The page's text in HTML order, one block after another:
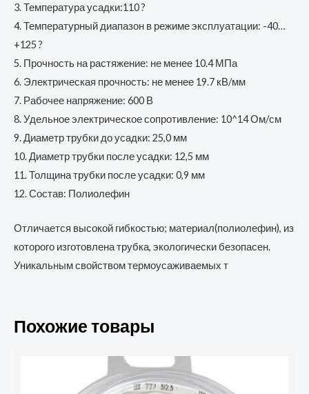
3. Температура усадки:110 ?
4. Температурный диапазон в режиме эксплуатации: -40…
+125 ?
5. Прочность на растяжение: не менее 10.4 МПа
6. Электрическая прочность: не менее 19.7 кВ/мм
7. Рабочее напряжение: 600 В
8. Удельное электрическое сопротивление: 10^14 Ом/см
9. Диаметр трубки до усадки: 25,0 мм
10. Диаметр трубки после усадки: 12,5 мм
11. Толщина трубки после усадки: 0,9 мм
12. Состав: Полиолефин
Отличается высокой гибкостью; материал(полиолефин), из
которого изготовлена трубка, экологически безопасен.
Уникальным свойством термоусаживаемых т
Похожие товары